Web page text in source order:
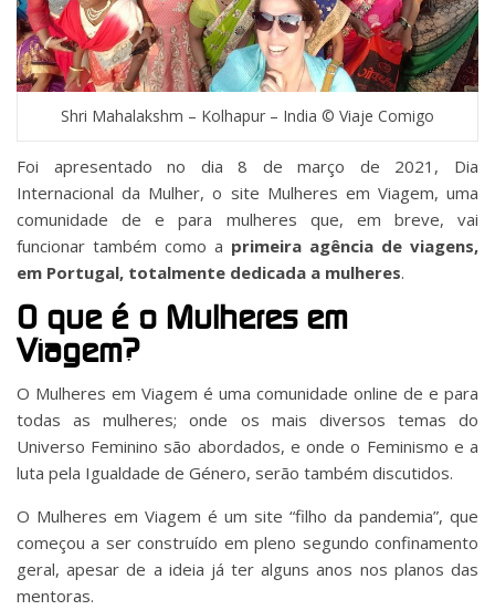
Shri Mahalakshm – Kolhapur – India © Viaje Comigo
Foi apresentado no dia 8 de março de 2021, Dia
Internacional da Mulher, o site Mulheres em Viagem, uma
comunidade de e para mulheres que, em breve, vai
funcionar também como a primeira agência de viagens,
em Portugal, totalmente dedicada a mulheres.
O que é o Mulheres em
Viagem?
O Mulheres em Viagem é uma comunidade online de e para
todas as mulheres; onde os mais diversos temas do
Universo Feminino são abordados, e onde o Feminismo e a
luta pela Igualdade de Género, serão também discutidos.
O Mulheres em Viagem é um site “filho da pandemia”, que
começou a ser construído em pleno segundo confinamento
geral, apesar de a ideia já ter alguns anos nos planos das
mentoras.